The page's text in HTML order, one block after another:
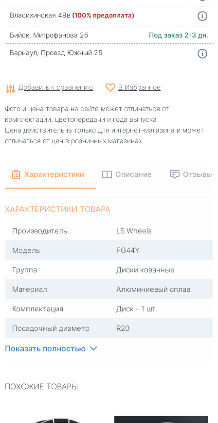
Власихинская 49в (100% предоплата)
Бийск, Митрофанова 2б
Под заказ 2-3 дн.
Барнаул, Проезд Южный 25
Добавить к сравнению В Избранное
Фото и цена товара на сайте может отличаться от
комплектации, цветопередачи и года выпуска
Цена действительна только для интернет-магазина и может
отличаться от цен в розничных магазинах
Характеристики Описание Отзывы
ХАРАКТЕРИСТИКИ ТОВАРА
Производитель
LS Wheels
Модель
FG44Y
Группа
Диски кованные
Материал
Алюминиевый сплав
Комплектация
Диск - 1 шт.
Посадочный диаметр
R20
Сверловка
ЦО
Показать полностью
ПОХОЖИЕ ТОВАРЫ